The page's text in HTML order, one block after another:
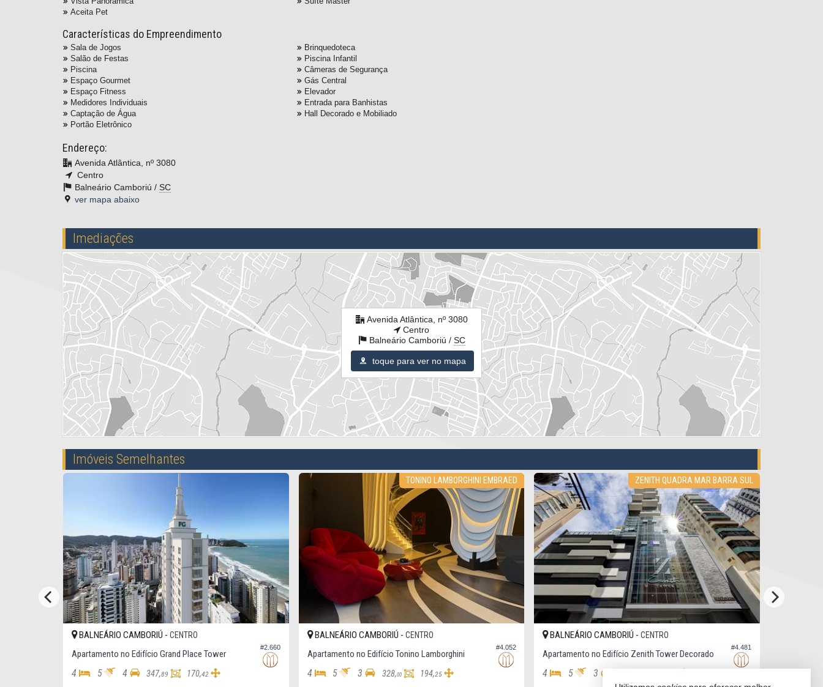
Aceita Pet
Características do Empreendimento
Sala de Jogos
Salão de Festas
Piscina
Espaço Gourmet
Espaço Fitness
Medidores Individuais
Captação de Água
Portão Eletrônico
Brinquedoteca
Piscina Infantil
Câmeras de Segurança
Gás Central
Elevador
Entrada para Banhistas
Hall Decorado e Mobiliado
Endereço:
Avenida Atlântica, nº 3080
Centro
Balneário Camboriú / SC
ver mapa abaixo
Imediações
Avenida Atlântica, nº 3080
Centro
Balneário Camboriú / SC
toque para ver no mapa
Imóveis Semelhantes
#2.660
BALNEÁRIO CAMBORIÚ -CENTRO
Apartamento no Edifício Grand Place Tower
5 4 347, 89 170, 42
TONINO LAMBORGHINI EMBRAED
#4.052
BALNEÁRIO CAMBORIÚ -CENTRO
Apartamento no Edifício Tonino Lamborghini
5 3 328, 00 194, 25
ZENITH QUADRA MAR BARRA SUL
#4.481
BALNEÁRIO CAMBORIÚ -CENTRO
Apartamento no Edifício Zenith Tower Decorado
5 3 294,